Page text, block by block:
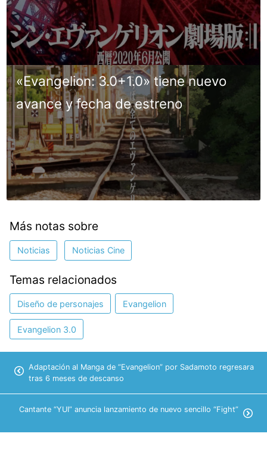
«Evangelion: 3.0+1.0» tiene nuevo
avance y fecha de estreno
Más notas sobre
Noticias Noticias Cine
Temas relacionados
Diseño de personajes Evangelion
Evangelion 3.0
Adaptación al Manga de “Evangelion” por Sadamoto regresara
tras 6 meses de descanso
Cantante “YUI” anuncia lanzamiento de nuevo sencillo “Fight”